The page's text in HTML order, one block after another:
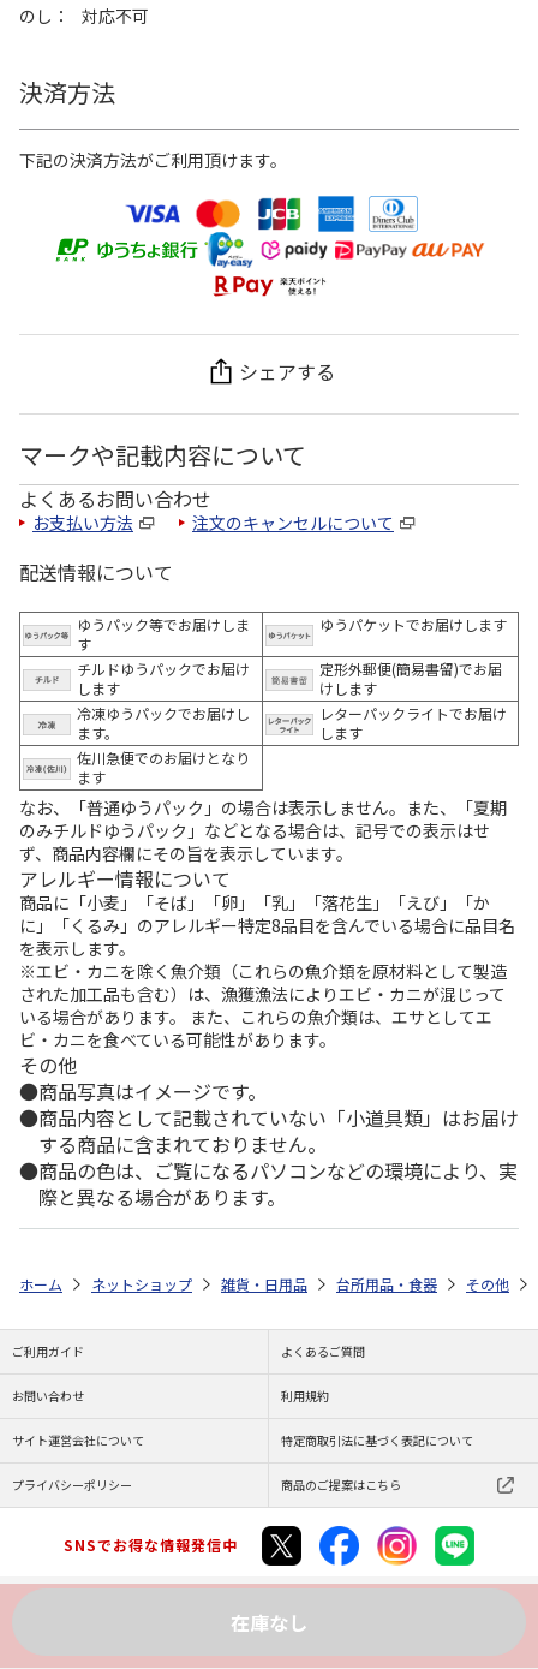
のし
対応不可
決済方法
下記の決済方法がご利用頂けます。
シェアする
マークや記載内容について
よくあるお問い合わせ
お支払い方法 注文のキャンセルについて
配送情報について
ゆうパック等でお届けしま
す
ゆうパケットでお届けします
チルドゆうパックでお届け
します
定形外郵便(簡易書留)でお届
けします
冷凍ゆうパックでお届けし
ます。
レターパックライトでお届け
します
佐川急便でのお届けとなり
ます
なお、「普通ゆうパック」の場合は表示しません。また、「夏期
のみチルドゆうパック」などとなる場合は、記号での表示はせ
ず、商品内容欄にその旨を表示しています。
アレルギー情報について
商品に「小麦」「そば」「卵」「乳」「落花生」「えび」「か
に」「くるみ」のアレルギー特定8品目を含んでいる場合に品目名
を表示します。
※エビ・カニを除く魚介類（これらの魚介類を原材料として製造
された加工品も含む）は、漁獲漁法によりエビ・カニが混じって
いる場合があります。 また、これらの魚介類は、エサとしてエ
ビ・カニを食べている可能性があります。
その他
商品写真はイメージです。
商品内容として記載されていない「小道具類」はお届け
する商品に含まれておりません。
商品の色は、ご覧になるパソコンなどの環境により、実
際と異なる場合があります。
在庫なし
ホーム ネットショップ 雑貨・日用品 台所用品・食器 その他
ご利用ガイド よくあるご質問
お問い合わせ 利用規約
サイト運営会社について 特定商取引法に基づく表記について
プライバシーポリシー 商品のご提案はこちら
SNSでお得な情報発信中